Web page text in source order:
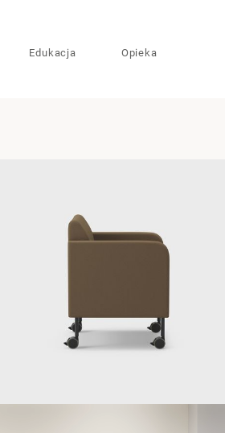
Edukacja Opieka